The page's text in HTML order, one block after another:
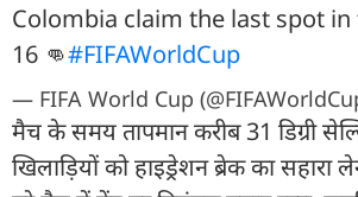
Colombia claim the last spot
16 👊#FIFAWorldCup
— FIFA World Cup
मैच के समय तापमान करीब 31 डिग्री
खिलाड़ियों को हाइड्रेशन ब्रेक का सहारा